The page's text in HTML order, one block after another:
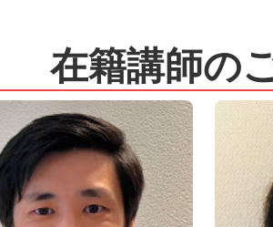
在籍講師の